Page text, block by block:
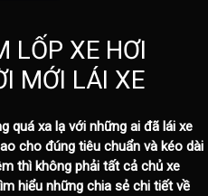
LỐP XE HƠI
MỚI LÁI XE
quá xa lạ với những ai đã lái xe
cho đúng tiêu chuẩn và kéo dài
thì không phải tất cả chủ xe
hiểu những chia sẻ chi tiết về